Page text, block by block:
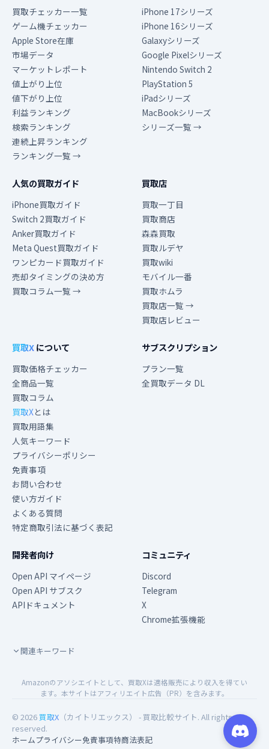
買取チェッカー一覧
ゲーム機チェッカー
Apple Store在庫
市場データ
マーケットレポート
値上がり上位
値下がり上位
利益ランキング
検索ランキング
連続上昇ランキング
ランキング一覧 →
iPhone 17シリーズ
iPhone 16シリーズ
Galaxyシリーズ
Google Pixelシリーズ
Nintendo Switch 2
PlayStation 5
iPadシリーズ
MacBookシリーズ
シリーズ一覧 →
人気の買取ガイド
iPhone買取ガイド
Switch 2買取ガイド
Anker買取ガイド
Meta Quest買取ガイド
ワンピカード買取ガイド
売却タイミングの決め方
買取コラム一覧 →
買取店
買取一丁目
買取商店
森森買取
買取ルデヤ
買取wiki
モバイル一番
買取ホムラ
買取店一覧 →
買取店レビュー
買取Xについて
買取価格チェッカー
全商品一覧
買取コラム
買取Xとは
買取用語集
人気キーワード
プライバシーポリシー
免責事項
お問い合わせ
使い方ガイド
よくある質問
特定商取引法に基づく表記
サブスクリプション
プラン一覧
全買取データ DL
開発者向け
Open API マイページ
Open API サブスク
APIドキュメント
コミュニティ
Discord
Telegram
X
Chrome拡張機能
関連キーワード
Amazonのアソシエイトとして、買取Xは適格販売により収入を得てい
ます。本サイトはアフィリエイト広告（PR）を含みます。
© 2026 買取X （カイトリエックス） - 買取比較サイト. All rights
reserved.
ホームプライバシー免責事項特商法表記